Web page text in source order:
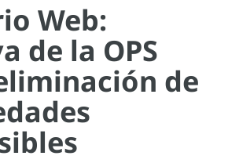
Web:
de la OPS
de